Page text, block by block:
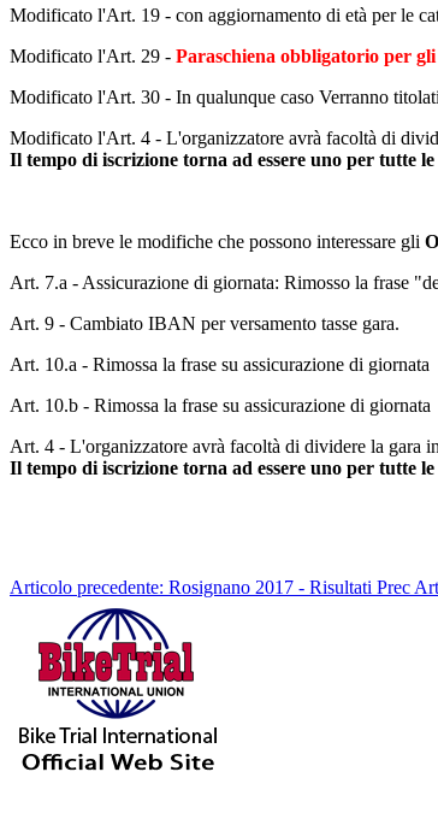
Modificato l'Art. 19 - con aggiornamento di età per le
Modificato l'Art. 29 - Paraschiena obbligatorio per
Modificato l'Art. 30 - In qualunque caso Verranno
Modificato l'Art. 4 - L'organizzatore avrà facoltà di
Il tempo di iscrizione torna ad essere uno per tutte
Ecco in breve le modifiche che possono interessare gli
Art. 7.a - Assicurazione di giornata: Rimosso la frase
Art. 9 - Cambiato IBAN per versamento tasse gara.
Art. 10.a - Rimossa la frase su assicurazione di giornata
Art. 10.b - Rimossa la frase su assicurazione di giornata
Art. 4 - L'organizzatore avrà facoltà di dividere la gara
Il tempo di iscrizione torna ad essere uno per tutte
Articolo precedente: Rosignano 2017 - Risultati Prec